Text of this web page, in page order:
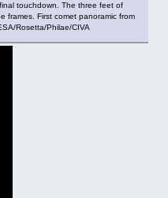
touchdown. The three feet of
frames. First comet panoramic from
Rosetta/Philae/CIVA